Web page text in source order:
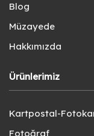
Blog
Müzayede
Hakkımızda
Ürünlerimiz
Kartpostal-
Fotoğraf